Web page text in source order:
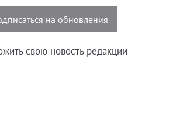
на обновления
свою новость редакции